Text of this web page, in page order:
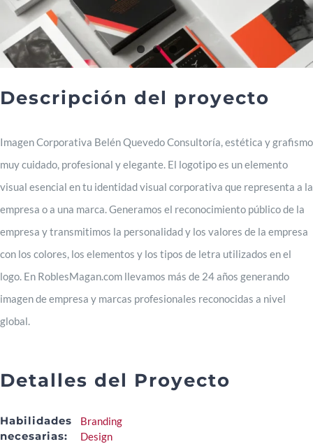
Servicios
Contacto
Descripción del proyecto
Imagen Corporativa Belén Quevedo Consultoría, estética y grafismo
muy cuidado, profesional y elegante. El logotipo es un elemento
visual esencial en tu identidad visual corporativa que representa a la
empresa o a una marca. Generamos el reconocimiento público de la
empresa y transmitimos la personalidad y los valores de la empresa
con los colores, los elementos y los tipos de letra utilizados en el
logo. En RoblesMagan.com llevamos más de 24 años generando
imagen de empresa y marcas profesionales reconocidas a nivel
global.
Detalles del Proyecto
Habilidades
necesarias:
Branding
Design